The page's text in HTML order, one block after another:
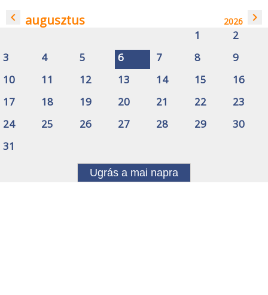
navigate_before augusztus 2026 navigate_next
1
2
3
4 5 6 7 8
9
10
11 12 13 14 15
16
17
18 19 20 21 22
23
24
25 26 27 28 29
30
31
Ugrás a mai napra